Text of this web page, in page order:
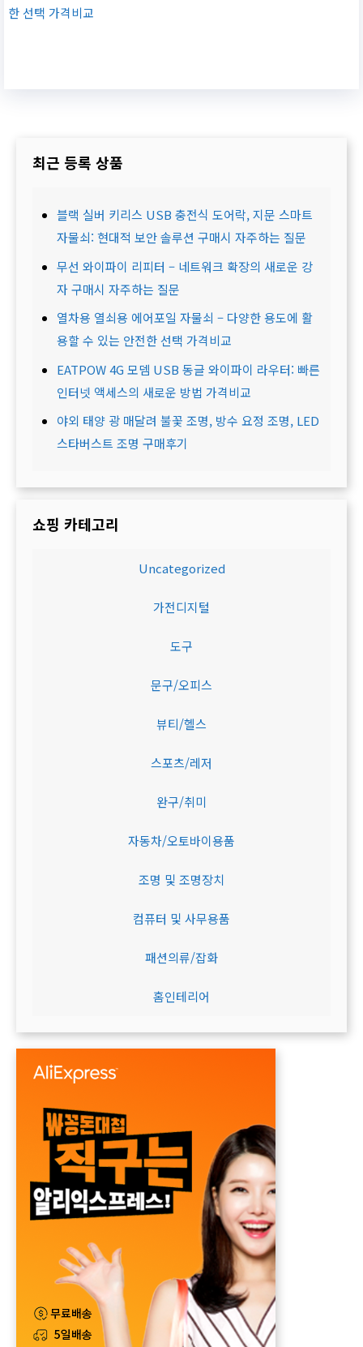
한 선택 가격비교
최근 등록 상품
블랙 실버 키리스 USB 충전식 도어락, 지문 스마트
자물쇠: 현대적 보안 솔루션 구매시 자주하는 질문
무선 와이파이 리피터 – 네트워크 확장의 새로운 강
자 구매시 자주하는 질문
열차용 열쇠용 에어포일 자물쇠 – 다양한 용도에 활
용할 수 있는 안전한 선택 가격비교
EATPOW 4G 모뎀 USB 동글 와이파이 라우터: 빠른
인터넷 액세스의 새로운 방법 가격비교
야외 태양 광 매달려 불꽃 조명, 방수 요정 조명, LED
스타버스트 조명 구매후기
쇼핑 카테고리
Uncategorized
가전디지털
도구
문구/오피스
뷰티/헬스
스포츠/레저
완구/취미
자동차/오토바이용품
조명 및 조명장치
컴퓨터 및 사무용품
패션의류/잡화
홈인테리어